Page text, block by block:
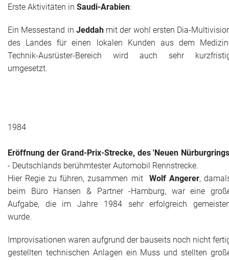
Erste Aktivitäten in Saudi-Arabien:
Ein Messestand in Jeddahmit der wohl ersten Dia-
des Landes für einen lokalen Kunden aus dem
Technik-Ausrüster-Bereich wird auch sehr
umgesetzt.
1984
Eröffnung der Grand-Prix-Strecke, des 'Neuen
- Deutschlands berühmtester Automobil Rennstrecke.
Hier Regie zu führen, zusammen mit Wolf Angerer,
beim Büro Hansen & Partner -Hamburg, war eine
Aufgabe, die im Jahre 1984 sehr erfolgreich
wurde.
Improvisationen waren aufgrund der bauseits noch nicht
gestellten technischen Anlagen ein Muss und stellten